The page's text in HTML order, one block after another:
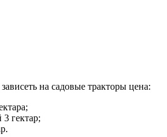
на садовые тракторы цена:
гектар;